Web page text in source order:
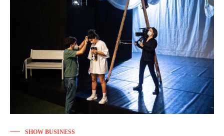
SHOW BUSINESS